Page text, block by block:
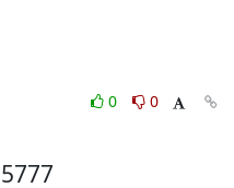
0
0
5777